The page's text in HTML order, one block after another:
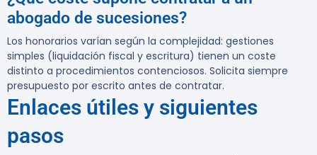
abogado de sucesiones?
Los honorarios varían según la complejidad: gestiones
simples (liquidación fiscal y escritura) tienen un coste
distinto a procedimientos contenciosos. Solicita siempre
presupuesto por escrito antes de contratar.
Enlaces útiles y siguientes
pasos